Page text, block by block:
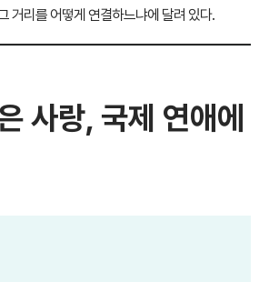
거리를 어떻게 연결하느냐에 달려 있다.
사랑, 국제 연애에